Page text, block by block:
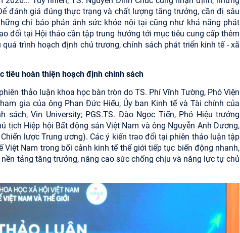
đánh giá đúng thực trạng và chất lượng tăng trưởng, cần đi sâu
chỉ báo phản ánh sức khỏe nội tại cũng như khả năng phát
đổi tại Hội thảo cần tập trung hướng tới mục tiêu cung cấp thêm
trình hoạch định chủ trương, chính sách phát triển kinh tế - xã
tiêu hoàn thiện hoạch định chính sách
thảo luận khoa học bàn tròn do TS. Phí Vĩnh Tường, Phó Viện
gia của ông Phan Đức Hiếu, Ủy ban Kinh tế và Tài chính của
sách, Vin University; PGS.TS. Đào Ngọc Tiến, Phó Hiệu trưởng
tịch Hiệp hội Bất động sản Việt Nam và ông Nguyễn Anh Dương,
lược Trung ương). Các ý kiến trao đổi tại phiên thảo luận tập
Nam trong bối cảnh kinh tế thế giới tiếp tục biến động nhanh,
tảng tăng trưởng, nâng cao sức chống chịu và năng lực tự chủ